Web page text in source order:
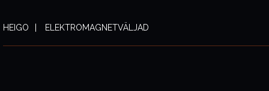
HEIGO ELEKTROMAGNETVÄLJAD